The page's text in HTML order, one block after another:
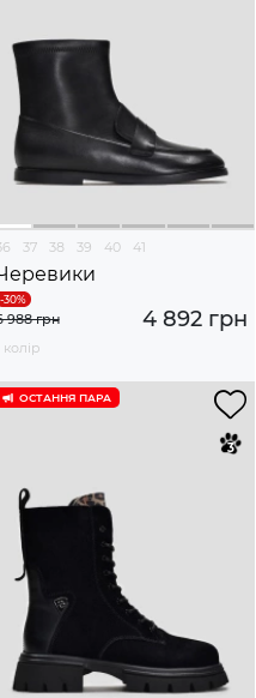
37 38 39 40 41
4 892 грн
988 грн
колір
ОСТАННЯ ПАРА